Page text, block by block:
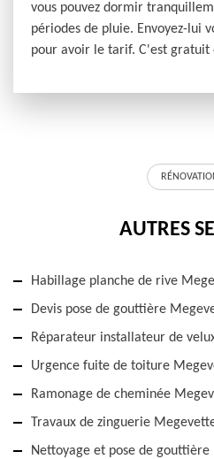
vous pouvez dormir
périodes de pluie. Envoyez-lui
pour avoir le tarif. C'est gratuit
AUTRES
Habillage planche de rive
Devis pose de gouttière
Réparateur installateur de
Urgence fuite de toiture
Ramonage de cheminée
Travaux de zinguerie
Nettoyage et pose de